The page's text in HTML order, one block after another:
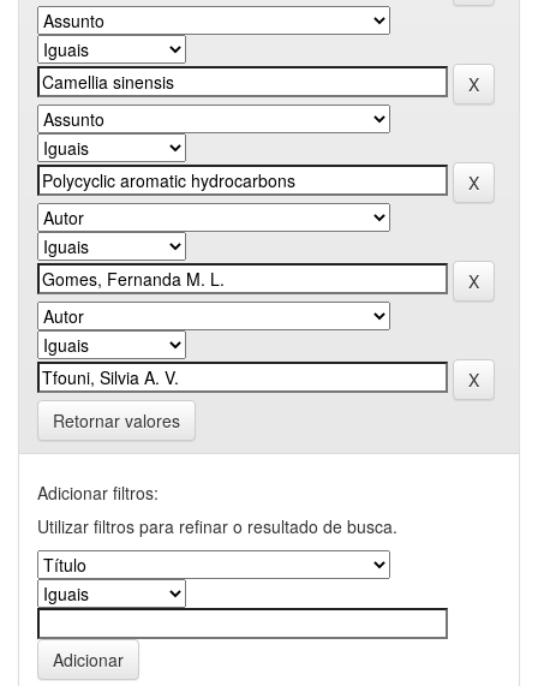
Retornar valores
Adicionar filtros:
Utilizar filtros para refinar o resultado de busca.